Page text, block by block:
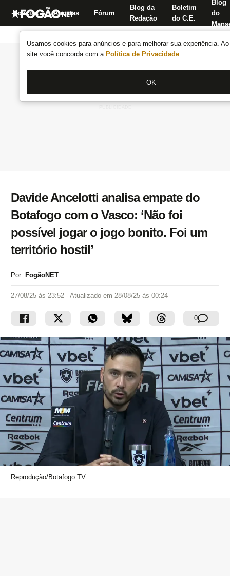
Usamos cookies para anúncios e para melhorar sua experiência.
site você concorda com a Política de Privacidade .
OK
Notícias Apostas Fórum
Blog da
Redação
Boletim
do C.E.
Blog
do
Davide Ancelotti analisa empate do
Botafogo com o Vasco: ‘Não foi
possível jogar o jogo bonito. Foi um
território hostil’
Por: FogãoNET
27/08/25 às 23:52 - Atualizado em 28/08/25 às 00:24
0
Reprodução/Botafogo TV